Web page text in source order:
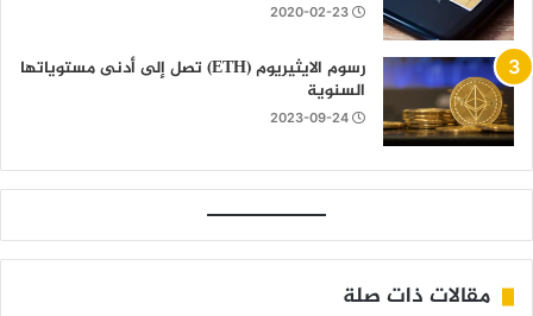
2020-02-23
رسوم الايثيريوم (ETH) تصل إلى أدنى مستوياتها
السنوية
2023-09-24
مقالات ذات صلة